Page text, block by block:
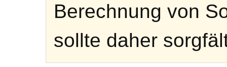
Berechnung von
sollte daher